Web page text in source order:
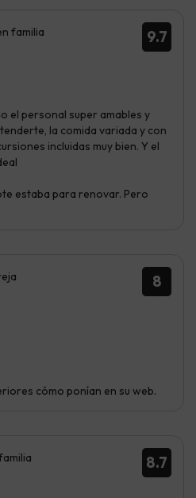
9.7
familia
el personal super amables y
la comida variada y con
incluidas muy bien. Y el
estaba para renovar. Pero
8
cómo ponían en su web.
8.7